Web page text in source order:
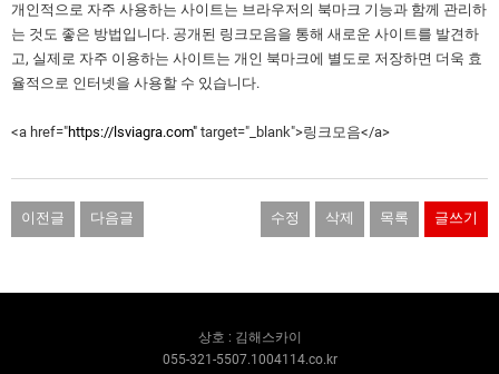
개인적으로 자주 사용하는 사이트는 브라우저의 북마크 기능과 함께 관리하
는 것도 좋은 방법입니다. 공개된 링크모음을 통해 새로운 사이트를 발견하
고, 실제로 자주 이용하는 사이트는 개인 북마크에 별도로 저장하면 더욱 효
율적으로 인터넷을 사용할 수 있습니다.
<a href="https://lsviagra.com" target="_blank">링크모음</a>
이전글 다음글 수정 삭제 목록 글쓰기
상호 : 김해스카이
055-321-5507.1004114.co.kr